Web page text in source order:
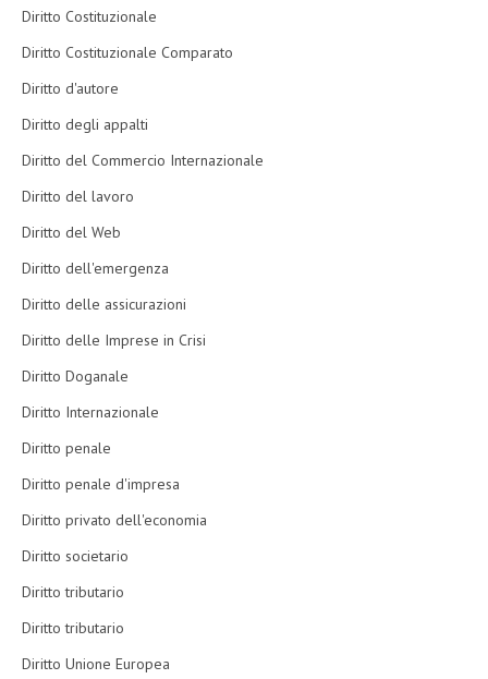
Diritto Costituzionale
Diritto Costituzionale Comparato
Diritto d'autore
Diritto degli appalti
Diritto del Commercio Internazionale
Diritto del lavoro
Diritto del Web
Diritto dell'emergenza
Diritto delle assicurazioni
Diritto delle Imprese in Crisi
Diritto Doganale
Diritto Internazionale
Diritto penale
Diritto penale d'impresa
Diritto privato dell'economia
Diritto societario
Diritto tributario
Diritto tributario
Diritto Unione Europea